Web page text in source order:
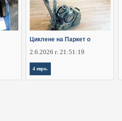
Циклене на Паркет о
2.6.2026 г. 21:51:19
4 евро.